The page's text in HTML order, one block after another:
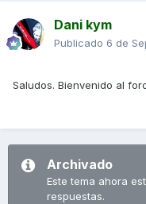
Dani kym
Publicado 6 de
Saludos. Bienvenido al
Archivado
Este tema ahora
respuestas.